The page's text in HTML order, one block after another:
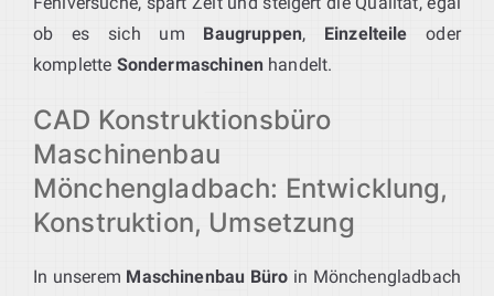
ob es sich um Baugruppen, Einzelteile oder
komplette Sondermaschinen handelt.
CAD Konstruktionsbüro
Maschinenbau
Mönchengladbach: Entwicklung,
Konstruktion, Umsetzung
In unserem Maschinenbau Büro in Mönchengladbach